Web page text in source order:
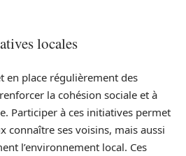
locales
en place régulièrement des
la cohésion sociale et à
Participer à ces initiatives permet
connaître ses voisins, mais aussi
l’environnement local. Ces